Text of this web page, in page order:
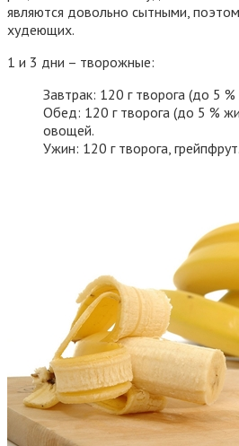
являются довольно сытными,
худеющих.
1 и 3 дни – творожные:
Завтрак: 120 г творога (до 5
Обед: 120 г творога (до 5 %
овощей.
Ужин: 120 г творога, грейпфрут.